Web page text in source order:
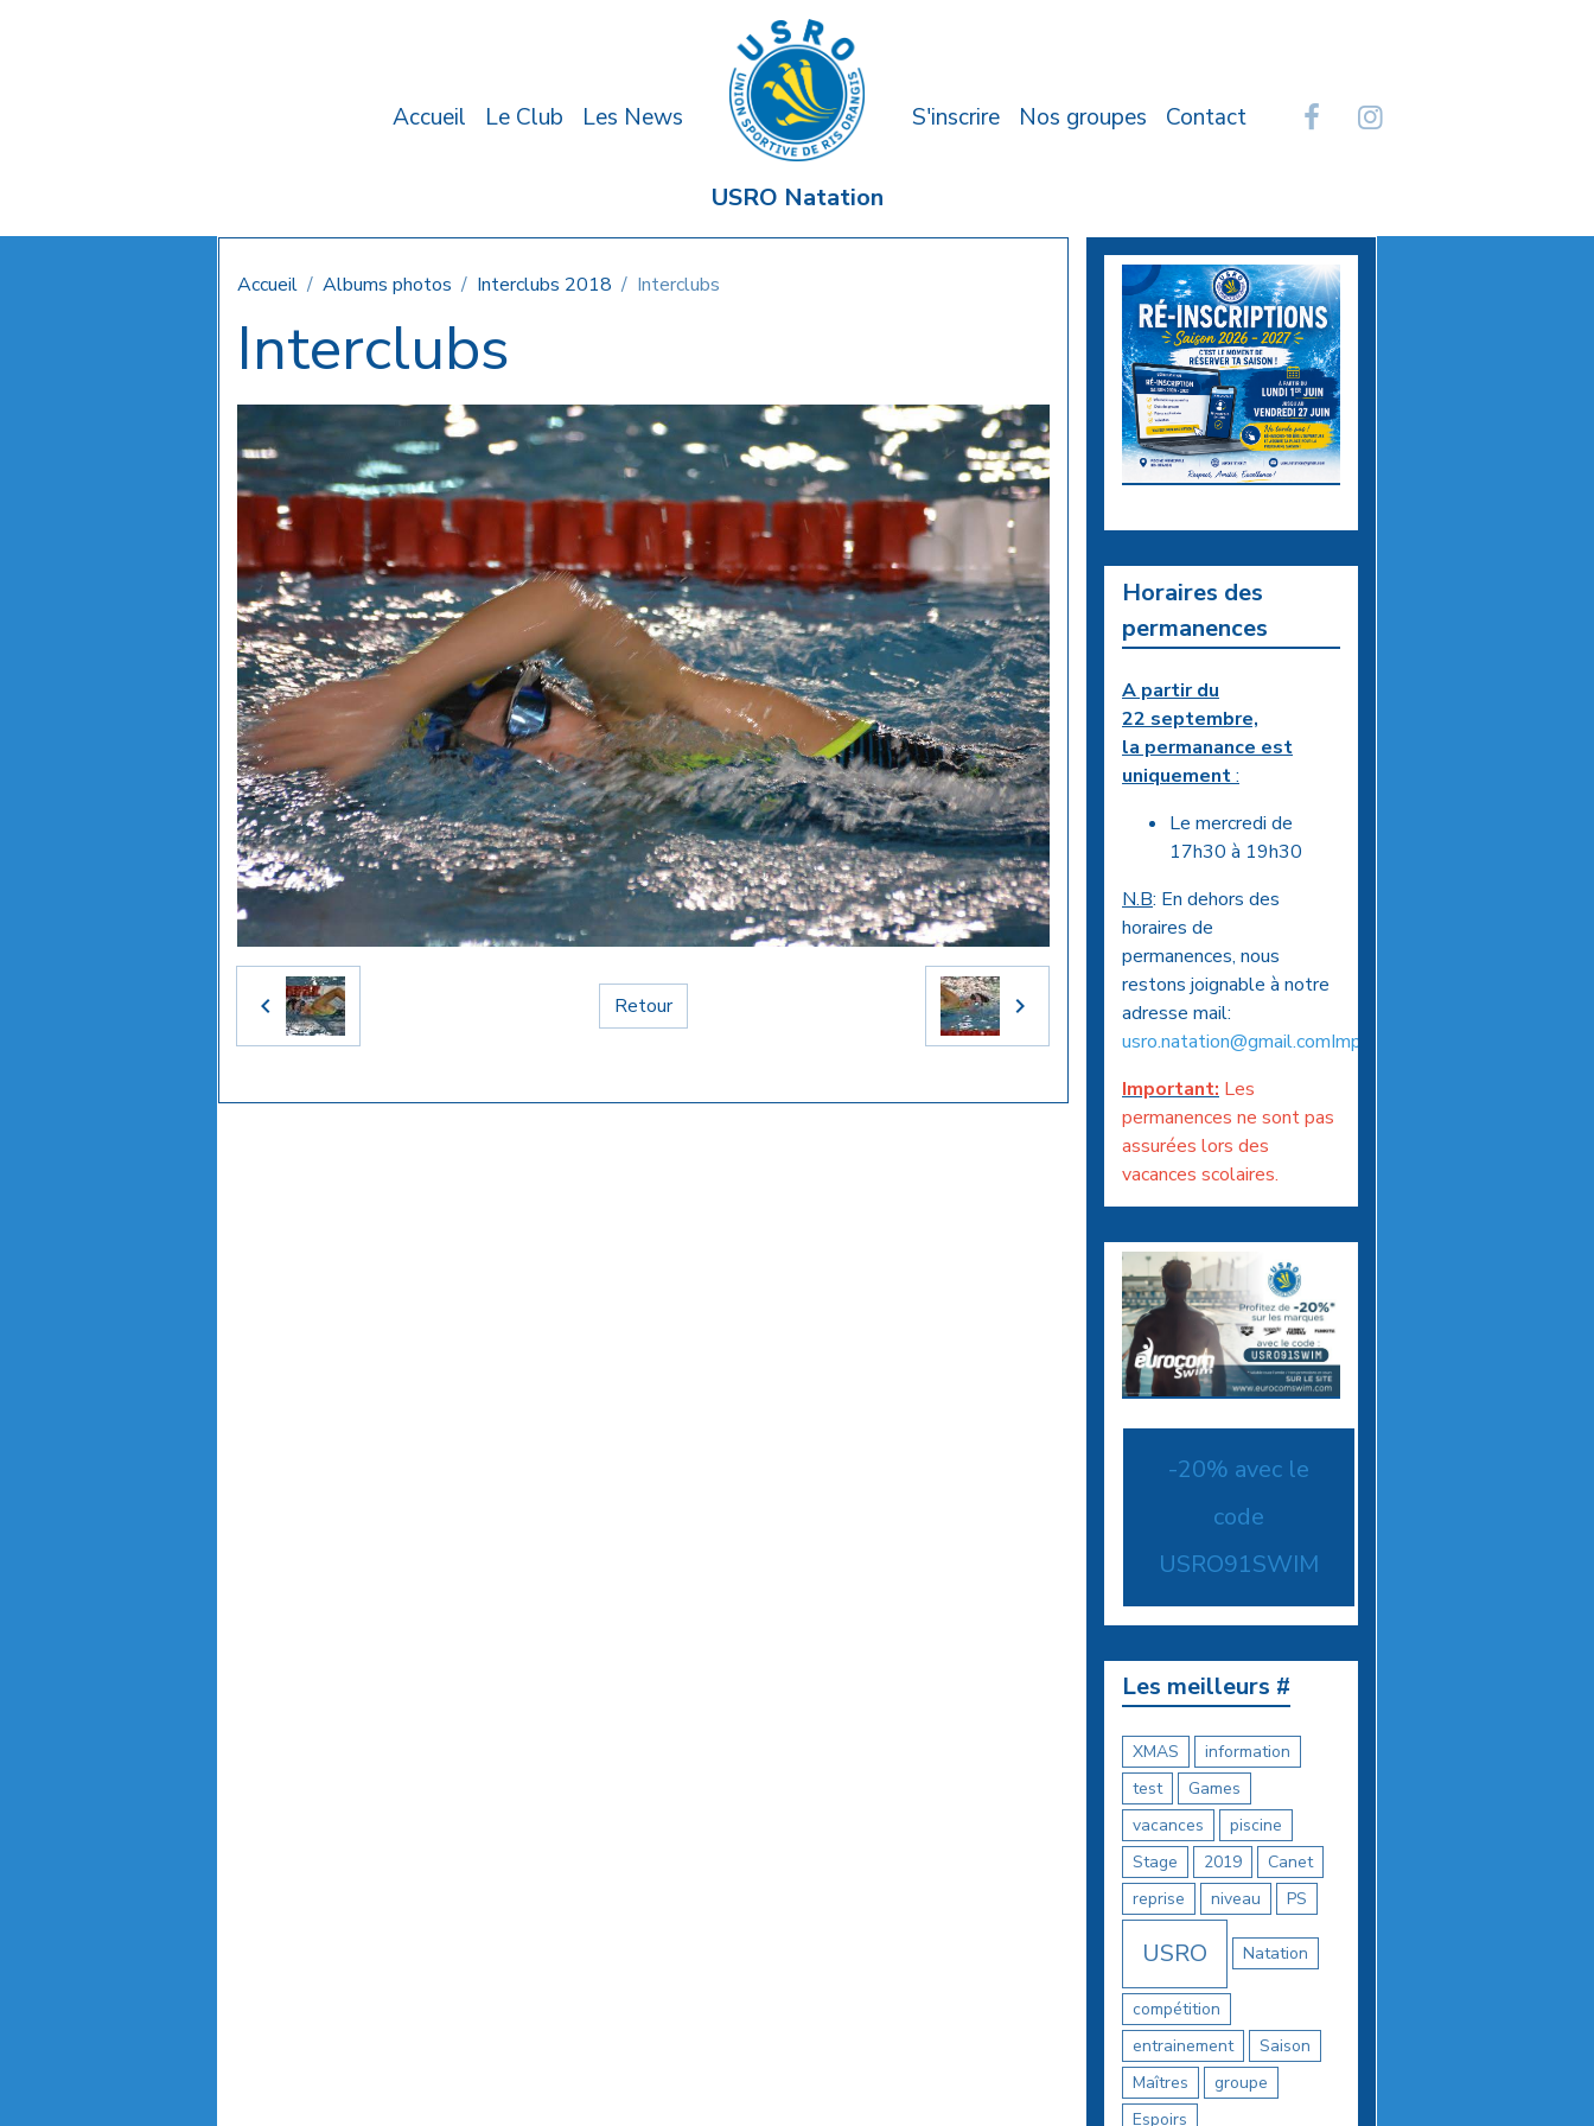
Accueil Le Club Les News
USRO Natation
S'inscrire Nos groupes Contact
Accueil Albums photos Interclubs 2018 Interclubs
Interclubs
Retour
Horaires des
permanences
A partir du
22 septembre,
la permanance est
uniquement:
Le mercredi de
17h30 à 19h30
N.B: En dehors des
horaires de
permanences, nous
restons joignable à notre
adresse mail:
usro.natation@gmail.comImportant
Important: Les
permanences ne sont pas
assurées lors des
vacances scolaires.
-20% avec le
code
USRO91SWIM
Les meilleurs #
XMAS
information
test
Games
vacances
piscine
Stage
2019
Canet
reprise
niveau PS
USRO Natation
compétition
entrainement
Saison
Maîtres
groupe
Espoirs